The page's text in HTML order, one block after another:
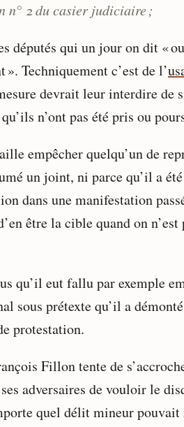
n° 2 du casier judiciaire ;
députés qui un jour on dit «
Techniquement c’est de l’
devrait leur interdire de
n’ont pas été pris ou
empêcher quelqu’un de
un joint, ni parce qu’il a
dans une manifestation
être la cible quand on n’est
qu’il eut fallu par exemple
sous prétexte qu’il a
protestation.
Fillon tente de
adversaires de vouloir le
quel délit mineur pouvait